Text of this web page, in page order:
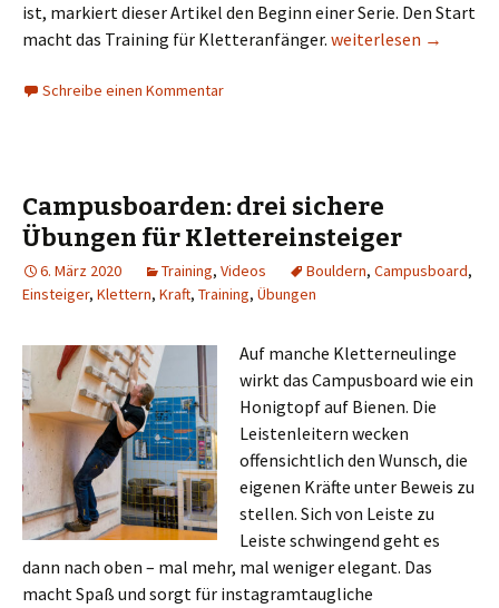
ist, markiert dieser Artikel den Beginn einer Serie. Den Start
macht das Training für Kletteranfänger. Fit nach der Pause I:
weiterlesen →
Schreibe einen Kommentar
Campusboarden: drei sichere
Übungen für Klettereinsteiger
6. März 2020 Training, Videos Bouldern, Campusboard,
Einsteiger, Klettern, Kraft, Training, Übungen
Auf manche Kletterneulinge
wirkt das Campusboard wie ein
Honigtopf auf Bienen. Die
Leistenleitern wecken
offensichtlich den Wunsch, die
eigenen Kräfte unter Beweis zu
stellen. Sich von Leiste zu
Leiste schwingend geht es
dann nach oben – mal mehr, mal weniger elegant. Das
macht Spaß und sorgt für instagramtaugliche